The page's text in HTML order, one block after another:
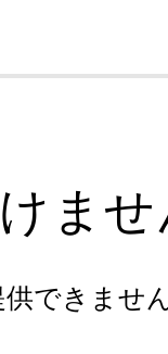
ませ
できません